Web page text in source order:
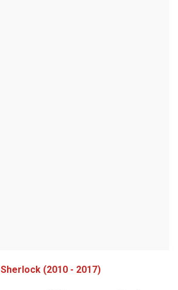
Sherlock (2010 - 2017)